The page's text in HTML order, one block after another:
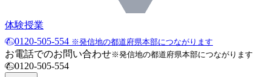
体験授業
0120-505-554 ※発信地の都道府県本部につながります
お電話でのお問い合わせ※発信地の都道府県本部につながります
0120-505-554